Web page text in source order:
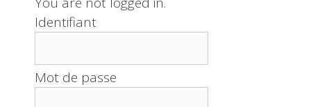
Identifiant
Mot de passe